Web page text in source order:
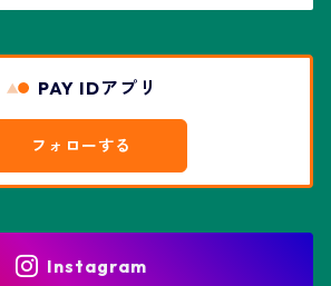
PAY IDアプリ
フォローする
Instagram